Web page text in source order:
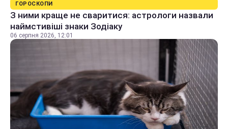
ГОРОСКОПИ
З ними краще не сваритися: астрологи назвали
наймстивіші знаки Зодіаку
06 серпня 2026, 12:01